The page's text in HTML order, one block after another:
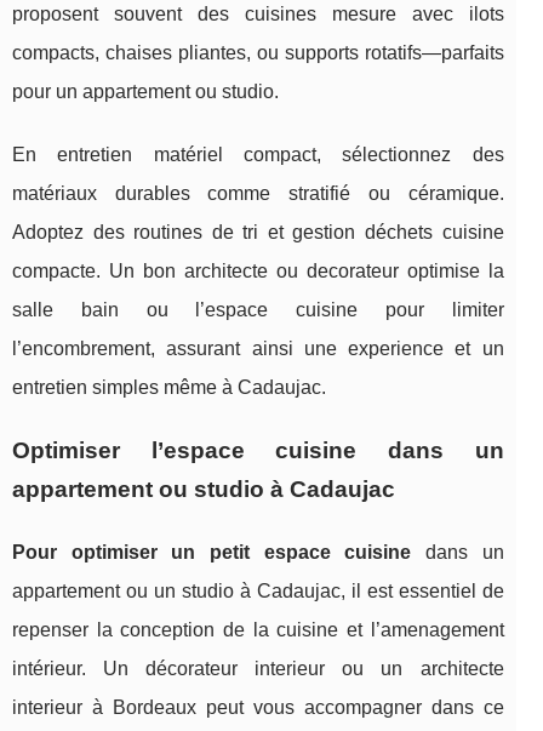
proposent souvent des cuisines mesure avec ilots
compacts, chaises pliantes, ou supports rotatifs—parfaits
pour un appartement ou studio.
En entretien matériel compact, sélectionnez des
matériaux durables comme stratifié ou céramique.
Adoptez des routines de tri et gestion déchets cuisine
compacte. Un bon architecte ou decorateur optimise la
salle bain ou l’espace cuisine pour limiter
l’encombrement, assurant ainsi une experience et un
entretien simples même à Cadaujac.
Optimiser l’espace cuisine dans un
appartement ou studio à Cadaujac
Pour optimiser un petit espace cuisine dans un
appartement ou un studio à Cadaujac, il est essentiel de
repenser la conception de la cuisine et l’amenagement
intérieur. Un décorateur interieur ou un architecte
interieur à Bordeaux peut vous accompagner dans ce